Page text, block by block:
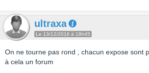
ultraxa
Le 13/12/2016 à 18h45
On ne tourne pas rond , chacun expose sont
à cela un forum